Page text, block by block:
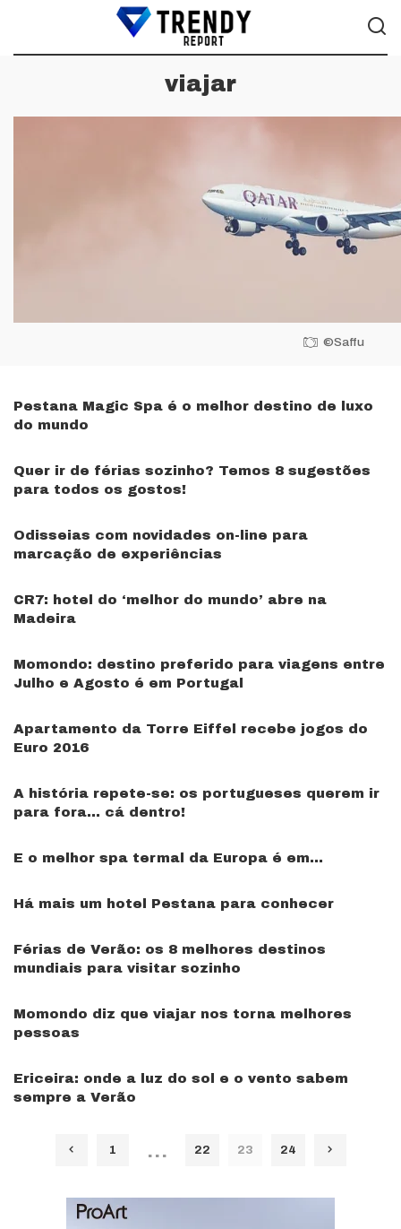
viajar
©Saffu
Pestana Magic Spa é o melhor destino de luxo
do mundo
Quer ir de férias sozinho? Temos 8 sugestões
para todos os gostos!
Odisseias com novidades on-line para
marcação de experiências
CR7: hotel do ‘melhor do mundo’ abre na
Madeira
Momondo: destino preferido para viagens entre
Julho e Agosto é em Portugal
Apartamento da Torre Eiffel recebe jogos do
Euro 2016
A história repete-se: os portugueses querem ir
para fora… cá dentro!
E o melhor spa termal da Europa é em…
Há mais um hotel Pestana para conhecer
Férias de Verão: os 8 melhores destinos
mundiais para visitar sozinho
Momondo diz que viajar nos torna melhores
pessoas
Ericeira: onde a luz do sol e o vento sabem
sempre a Verão
1 … 22 23 24